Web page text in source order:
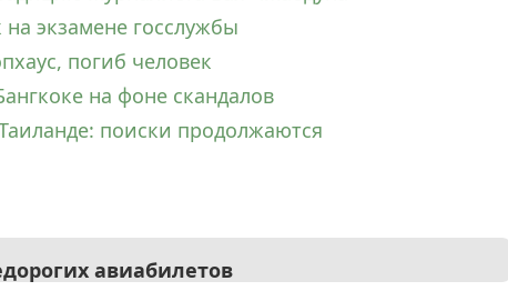
экзамене госслужбы
погиб человек
на фоне скандалов
поиски продолжаются
авиабилетов